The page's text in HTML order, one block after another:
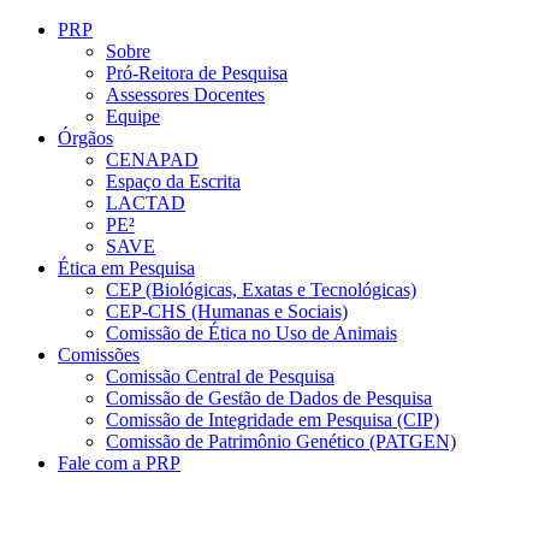
Conteúdo principal
PRP
Sobre
Pró-Reitora de Pesquisa
Assessores Docentes
Equipe
Órgãos
CENAPAD
Espaço da Escrita
LACTAD
PE²
SAVE
Ética em Pesquisa
CEP (Biológicas, Exatas e Tecnológicas)
CEP-CHS (Humanas e Sociais)
Comissão de Ética no Uso de Animais
Comissões
Comissão Central de Pesquisa
Comissão de Gestão de Dados de Pesquisa
Comissão de Integridade em Pesquisa (CIP)
Comissão de Patrimônio Genético (PATGEN)
Fale com a PRP